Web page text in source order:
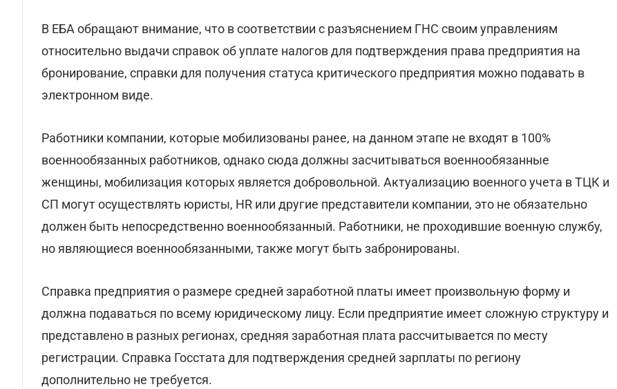
В ЕБА обращают внимание, что в соответствии с разъяснением ГНС своим управлениям
относительно выдачи справок об уплате налогов для подтверждения права предприятия на
бронирование, справки для получения статуса критического предприятия можно подавать в
электронном виде.
Работники компании, которые мобилизованы ранее, на данном этапе не входят в 100%
военнообязанных работников, однако сюда должны засчитываться военнообязанные
женщины, мобилизация которых является добровольной. Актуализацию военного учета в ТЦК и
СП могут осуществлять юристы, HR или другие представители компании, это не обязательно
должен быть непосредственно военнообязанный. Работники, не проходившие военную службу,
но являющиеся военнообязанными, также могут быть забронированы.
Справка предприятия о размере средней заработной платы имеет произвольную форму и
должна подаваться по всему юридическому лицу. Если предприятие имеет сложную структуру и
представлено в разных регионах, средняя заработная плата рассчитывается по месту
регистрации. Справка Госстата для подтверждения средней зарплаты по региону
дополнительно не требуется.